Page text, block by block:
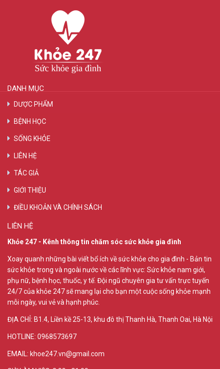
DANH MỤC
DƯỢC PHẨM
BỆNH HỌC
SỐNG KHỎE
LIÊN HỆ
TÁC GIẢ
GIỚI THIỆU
ĐIỀU KHOẢN VÀ CHÍNH SÁCH
LIÊN HỆ
Khỏe 247 - Kênh thông tin chăm sóc sức khỏe gia đình
Xoay quanh những bài viết bổ ích về sức khỏe cho gia đình - Bản tin
sức khỏe trong và ngoài nước về các lĩnh vực: Sức khỏe nam giới,
phụ nữ, bệnh học, thuốc, y tế. Đội ngũ chuyên gia tư vấn trực tuyến
24/7 của khỏe 247 sẽ mang lại cho bạn một cuộc sống khỏe mạnh
mỗi ngày, vui vẻ và hạnh phúc.
ĐỊA CHỈ: B1.4, Liền kề 25-13, khu đô thị Thanh Hà, Thanh Oai, Hà Nội
HOTLINE: 0968573697
EMAIL: khoe247.vn@gmail.com